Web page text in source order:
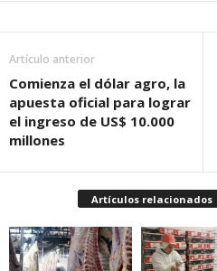
Artículo anterior
Comienza el dólar agro, la
apuesta oficial para lograr
el ingreso de US$ 10.000
millones
Artículos relacionados